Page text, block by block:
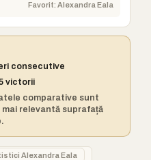
Favorit: Alexandra Eala
consecutive
victorii
comparative sunt
relevantă suprafață
Alexandra Eala